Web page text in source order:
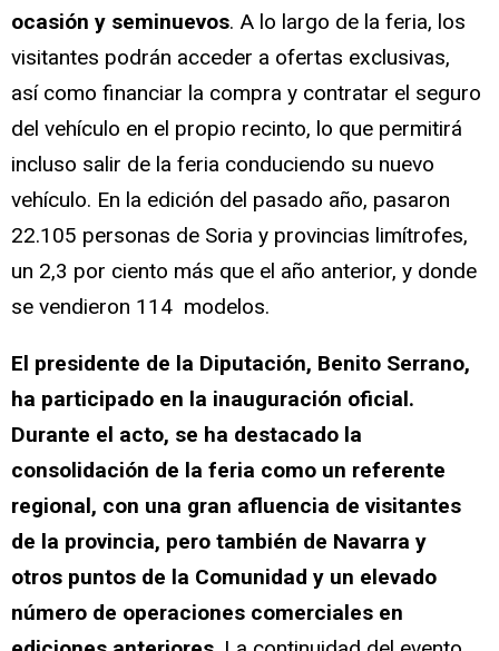
ocasión y seminuevos. A lo largo de la feria, los
visitantes podrán acceder a ofertas exclusivas,
así como financiar la compra y contratar el seguro
del vehículo en el propio recinto, lo que permitirá
incluso salir de la feria conduciendo su nuevo
vehículo. En la edición del pasado año, pasaron
22.105 personas de Soria y provincias limítrofes,
un 2,3 por ciento más que el año anterior, y donde
se vendieron 114 modelos.
El presidente de la Diputación, Benito Serrano,
ha participado en la inauguración oficial.
Durante el acto, se ha destacado la
consolidación de la feria como un referente
regional, con una gran afluencia de visitantes
de la provincia, pero también de Navarra y
otros puntos de la Comunidad y un elevado
número de operaciones comerciales en